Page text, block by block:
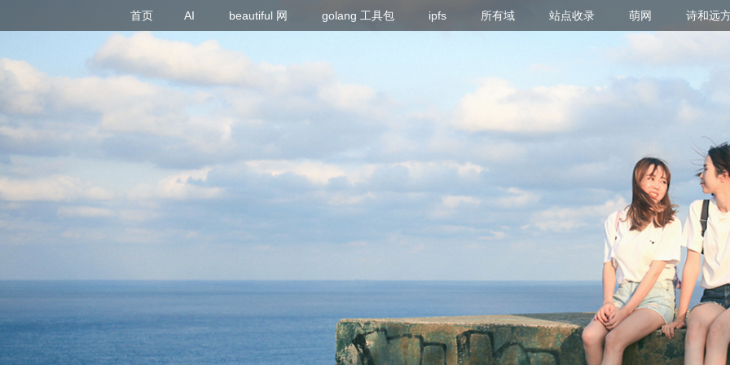
首页 AI beautiful 网 golang 工具包 ipfs 所有域 站点收录 萌网 诗和远